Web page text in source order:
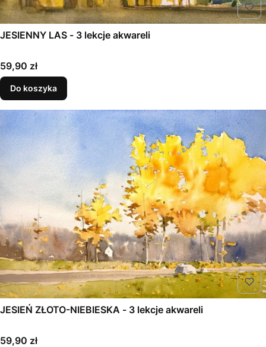
JESIENNY LAS - 3 lekcje akwareli
Cena
59,90 zł
Do koszyka
JESIEŃ ZŁOTO-NIEBIESKA - 3 lekcje akwareli
Cena
59,90 zł